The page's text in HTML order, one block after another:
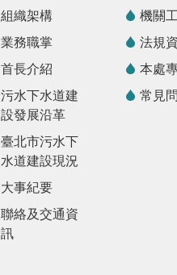
組織架構
業務職掌
首長介紹
污水下水道建
設發展沿革
臺北市污水下
水道建設現況
大事紀要
聯絡及交通資
訊
機關
法規
本處
常見